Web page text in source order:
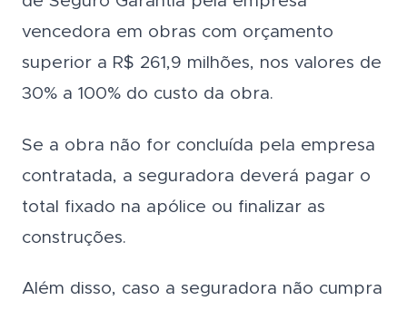
vencedora em obras com orçamento
superior a R$ 261,9 milhões, nos valores de
30% a 100% do custo da obra.
Se a obra não for concluída pela empresa
contratada, a seguradora deverá pagar o
total fixado na apólice ou finalizar as
construções.
Além disso, caso a seguradora não cumpra